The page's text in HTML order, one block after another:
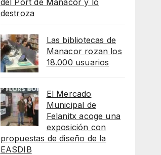
destroza
Las bibliotecas de
Manacor rozan los
18.000 usuarios
El Mercado
Municipal de
Felanitx acoge una
exposición con
propuestas de diseño de la
EASDIB